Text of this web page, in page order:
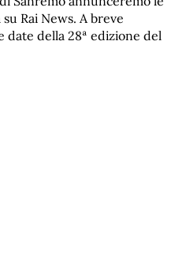
Rai News. A breve
date della 28ª edizione del